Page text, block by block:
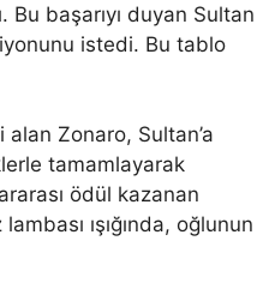
başarıyı duyan Sultan
istedi. Bu tablo
alan Zonaro, Sultan’a
tamamlayarak
ödül kazanan
ışığında, oğlunun